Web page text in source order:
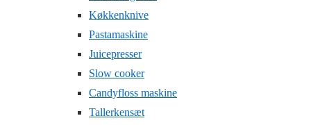
Køkkenknive
Pastamaskine
Juicepresser
Slow cooker
Candyfloss maskine
Tallerkensæt